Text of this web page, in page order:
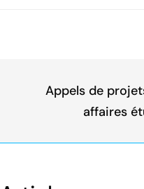
Appels de
affaires